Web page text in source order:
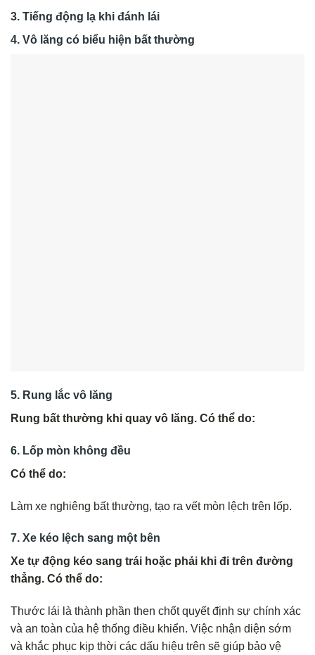
3. Tiếng động lạ khi đánh lái
4. Vô lăng có biểu hiện bất thường
5. Rung lắc vô lăng
Rung bất thường khi quay vô lăng. Có thể do:
6. Lốp mòn không đều
Có thể do:
Làm xe nghiêng bất thường, tạo ra vết mòn lệch trên lốp.
7. Xe kéo lệch sang một bên
Xe tự động kéo sang trái hoặc phải khi đi trên đường
thẳng. Có thể do:
Thước lái là thành phần then chốt quyết định sự chính xác
và an toàn của hệ thống điều khiển. Việc nhận diện sớm
và khắc phục kịp thời các dấu hiệu trên sẽ giúp bảo vệ